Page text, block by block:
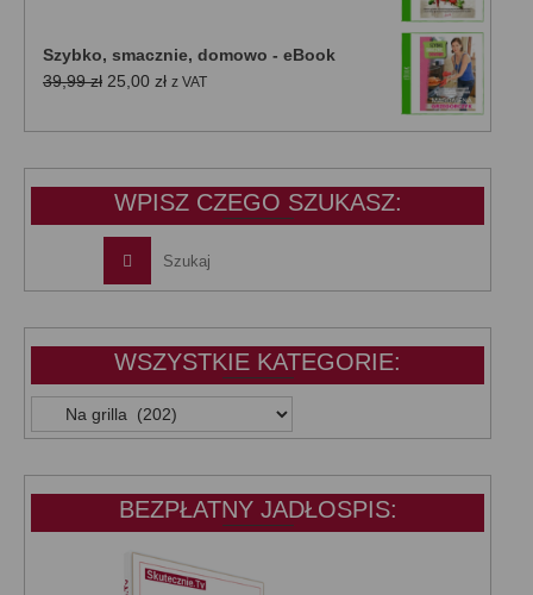
39,99 zł.25,00 zł.
Szybko, smacznie, domowo - eBook
39,99zł Pierwotna
wynosiła:
25,00 złAktualna
wynosi:
z VAT
WPISZ CZEGO SZUKASZ:
WSZYSTKIE KATEGORIE:
WSZYSTKIE
KATEGORIE:
BEZPŁATNY JADŁOSPIS: